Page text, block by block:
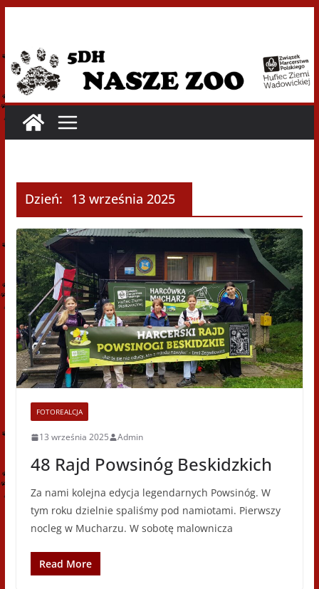
treści
Dzień: 13 września 2025
FOTOREALCJA
13 września 2025 Admin
48 Rajd Powsinóg Beskidzkich
Za nami kolejna edycja legendarnych Powsinóg. W
tym roku dzielnie spaliśmy pod namiotami. Pierwszy
nocleg w Mucharzu. W sobotę malownicza
Read More